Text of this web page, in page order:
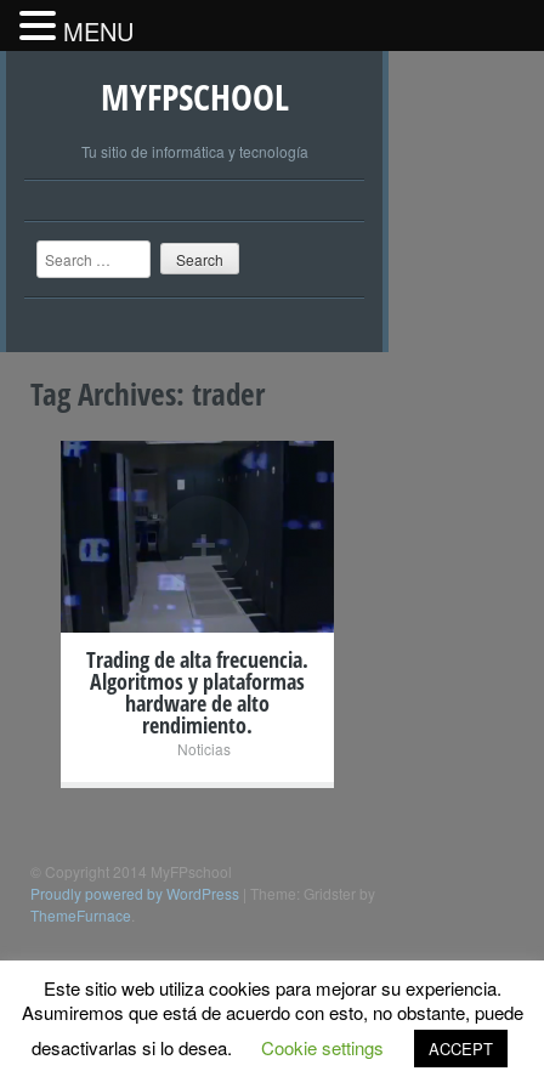
MYFPSCHOOL
Tu sitio de informática y tecnología
Search
Tag Archives: trader
+
Trading de alta frecuencia.
Algoritmos y plataformas
hardware de alto
rendimiento.
Noticias
© Copyright 2014 MyFPschool
Proudly powered by WordPress Theme: Gridster by
ThemeFurnace
Este sitio web utiliza cookies para mejorar su experiencia.
Asumiremos que está de acuerdo con esto, no obstante, puede
desactivarlas si lo desea.
Cookie settings ACCEPT
MENU